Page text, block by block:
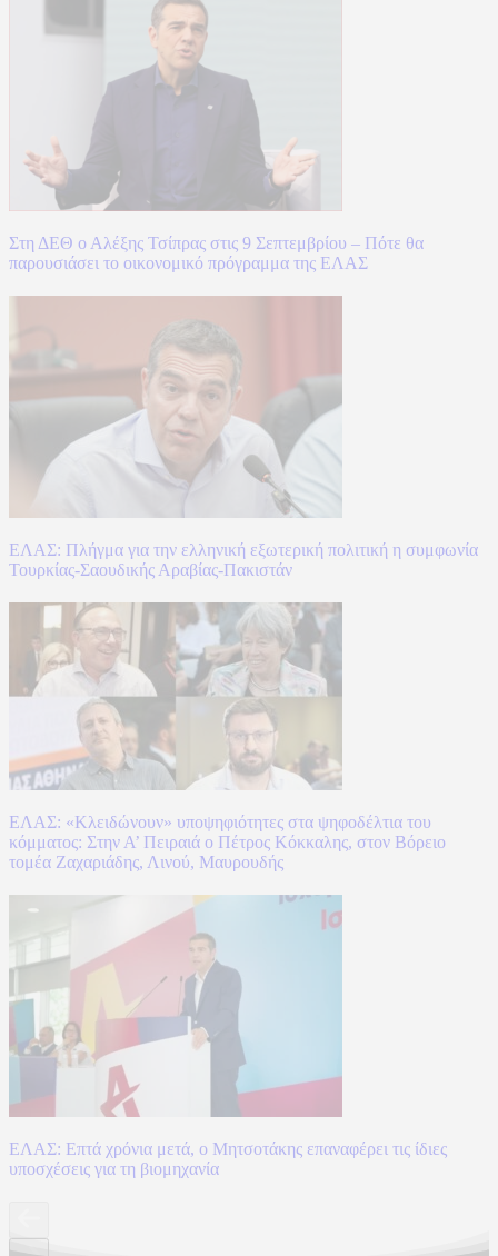
Στη ΔΕΘ ο Αλέξης Τσίπρας στις 9 Σεπτεμβρίου – Πότε θα
παρουσιάσει το οικονομικό πρόγραμμα της ΕΛΑΣ
ΕΛΑΣ: Πλήγμα για την ελληνική εξωτερική πολιτική η συμφωνία
Τουρκίας-Σαουδικής Αραβίας-Πακιστάν
ΕΛΑΣ: «Κλειδώνουν» υποψηφιότητες στα ψηφοδέλτια του
κόμματος: Στην Α’ Πειραιά ο Πέτρος Κόκκαλης, στον Βόρειο
τομέα Ζαχαριάδης, Λινού, Μαυρουδής
ΕΛΑΣ: Επτά χρόνια μετά, ο Μητσοτάκης επαναφέρει τις ίδιες
υποσχέσεις για τη βιομηχανία